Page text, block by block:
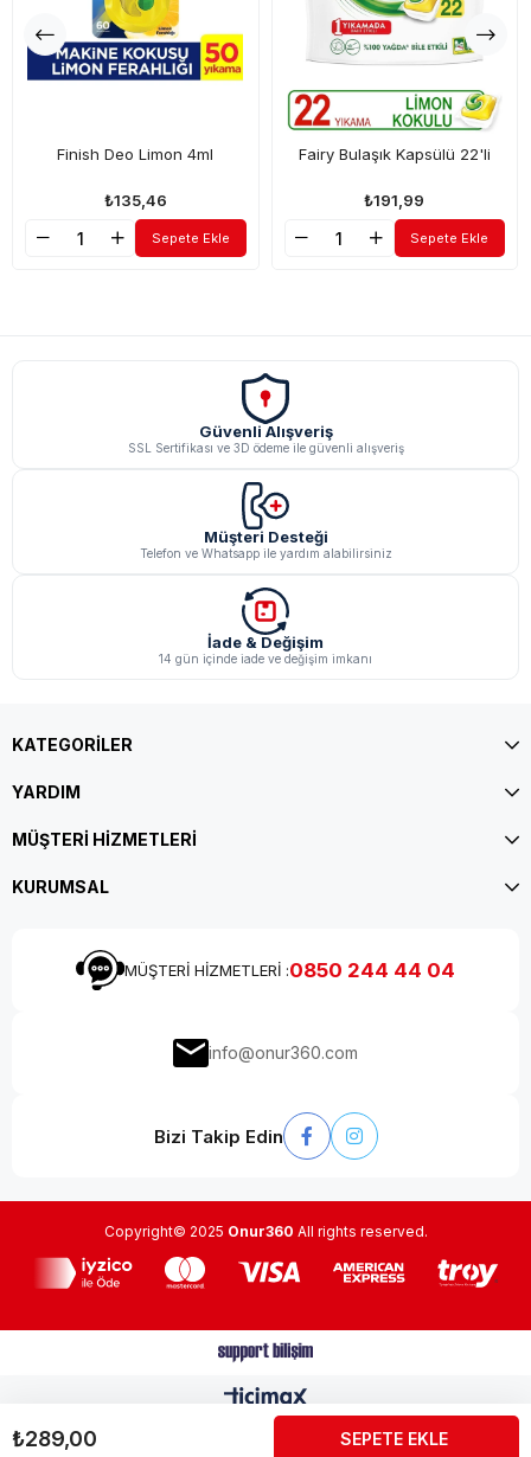
Finish Deo Limon 4ml
₺135,46
Sepete Ekle
Fairy Bulaşık Kapsülü 22'li
₺191,99
Sepete Ekle
Güvenli Alışveriş
SSL Sertifikası ve 3D ödeme ile güvenli alışveriş
Müşteri Desteği
Telefon ve Whatsapp ile yardım alabilirsiniz
İade & Değişim
14 gün içinde iade ve değişim imkanı
KATEGORİLER
YARDIM
MÜŞTERİ HİZMETLERİ
KURUMSAL
MÜŞTERİ HİZMETLERİ :0850 244 44 04
info@onur360.com
Bizi Takip Edin
Copyright© 2025 Onur360 All rights reserved.
₺289,00